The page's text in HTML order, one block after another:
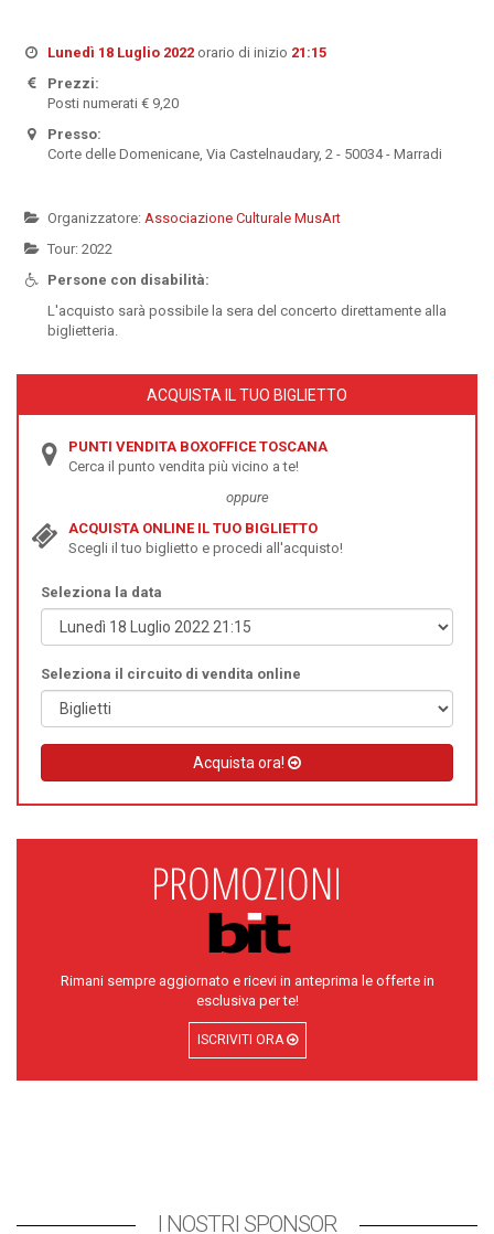
Lunedì 18 Luglio 2022orario di inizio 21:15
Prezzi:
Posti numerati € 9,20
Presso:
Corte delle Domenicane, Via Castelnaudary, 2 - 50034 - Marradi
Organizzatore: Associazione Culturale MusArt
Tour: 2022
Persone con disabilità:
L'acquisto sarà possibile la sera del concerto direttamente alla
biglietteria.
ACQUISTA IL TUO BIGLIETTO
PUNTI VENDITA BOXOFFICE TOSCANA
Cerca il punto vendita più vicino a te!
oppure
ACQUISTA ONLINE IL TUO BIGLIETTO
Scegli il tuo biglietto e procedi all'acquisto!
Seleziona la data
Seleziona il circuito di vendita online
Acquista ora!
Rimani sempre aggiornato e ricevi in anteprima le offerte in
esclusiva per te!
ISCRIVITI ORA
I NOSTRI SPONSOR